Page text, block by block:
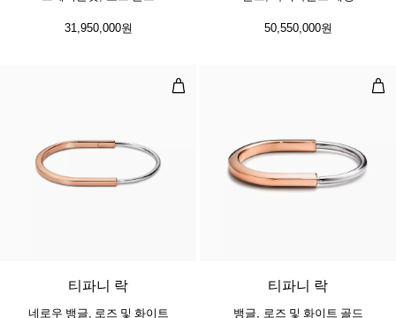
31,950,000원
50,550,000원
네로우 뱅글, 로즈 및 화이트 골드
티파니 락
네로우 뱅글, 로즈 및 화이트
뱅
티파니 락
뱅글, 로즈 및 화이트 골드